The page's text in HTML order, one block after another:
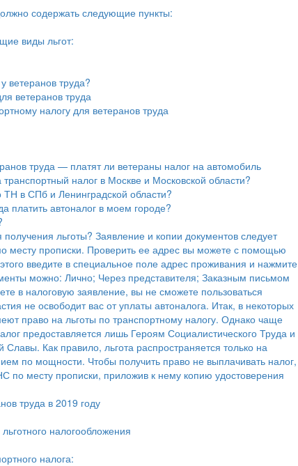
содержать следующие пункты:
виды льгот:
ветеранов труда?
ветеранов труда
налогу для ветеранов труда
труда — платят ли ветераны налог на автомобиль
налог в Москве и Московской области?
в СПб и Ленинградской области?
платить автоналог в моем городе?
льготы? Заявление и копии документов следует
месту прописки. Проверить ее адрес вы можете с помощью
введите в специальное поле адрес проживания и нажмите
можно: Лично; Через представителя; Заказным письмом
в налоговую заявление, вы не сможете пользоваться
не освободит вас от уплаты автоналога. Итак, в некоторых
право на льготы по транспортному налогу. Однако чаще
предоставляется лишь Героям Социалистического Труда и
Как правило, льгота распространяется только на
по мощности. Чтобы получить право не выплачивать налог,
по месту прописки, приложив к нему копию удостоверения
труда в 2019 году
налогообложения
налога: